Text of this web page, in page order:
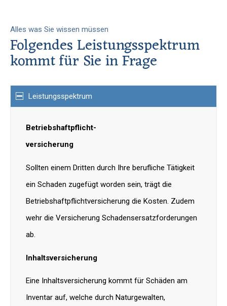
Alles was Sie wissen müssen
Folgendes Leistungsspektrum
kommt für Sie in Frage
Leistungsspektrum
Betriebshaftpflicht-
versicherung
Sollten einem Dritten durch Ihre berufliche Tätigkeit
ein Schaden zugefügt worden sein, trägt die
Betriebshaftpflichtversicherung die Kosten. Zudem
wehr die Versicherung Schadensersatzforderungen
ab.
Inhaltsversicherung
Eine Inhaltsversicherung kommt für Schäden am
Inventar auf, welche durch Naturgewalten,